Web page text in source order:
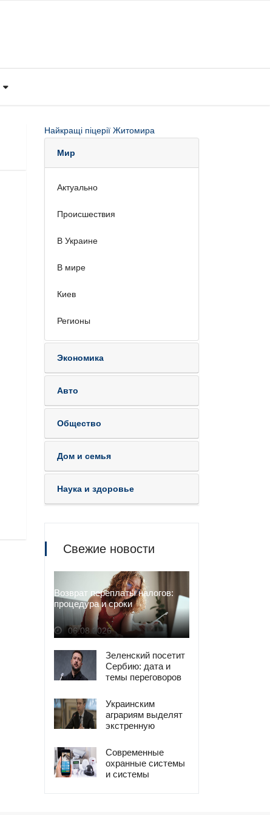
Найкращі піцерії Житомира
Мир
Актуально
Происшествия
В Украине
В мире
Киев
Регионы
Экономика
Авто
Общество
Дом и семья
Наука и здоровье
Свежие новости
Возврат переплаты налогов:
процедура и сроки
06.08.2026
Зеленский посетит
Сербию: дата и
темы переговоров
Украинским
аграриям выделят
экстренную
блокады РФ
Современные
охранные системы
и системы